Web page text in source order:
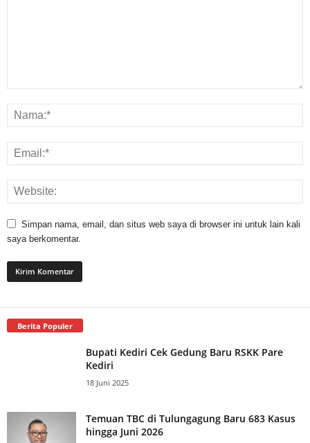
Simpan nama, email, dan situs web saya di browser ini untuk lain kali
saya berkomentar.
Berita Populer
Bupati Kediri Cek Gedung Baru RSKK Pare
Kediri
18 Juni 2025
Temuan TBC di Tulungagung Baru 683 Kasus
hingga Juni 2026